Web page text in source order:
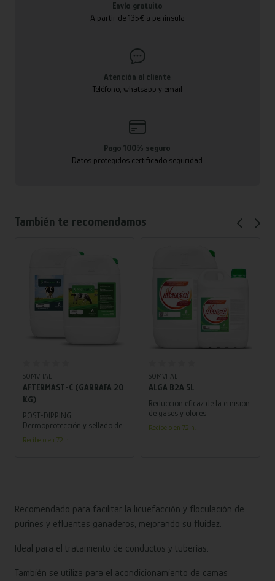
Envío gratuito
A partir de 135€ a península
Atención al cliente
Teléfono, whatsapp y email
Pago 100% seguro
Datos protegidos certificado seguridad
También te recomendamos
SOMVITAL
AFTERMAST-C (GARRAFA 20
KG)
POST-DIPPING.
Dermoprotección y sellado de
los pezones
Recíbelo en 72 h.
SOMVITAL
ALGA B2A 5L
Reducción eficaz de la emisión
de gases y olores
Recíbelo en 72 h.
Recomendado para facilitar la licuefacción y floculación de
purines y efluentes ganaderos, mejorando su fluidez.
Ideal para el tratamiento de conductos y tuberías.
También se utiliza para el acondicionamiento de camas